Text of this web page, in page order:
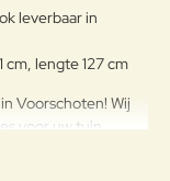
leverbaar in
lengte 127 cm
Voorschoten! Wij
voor uw tuin.